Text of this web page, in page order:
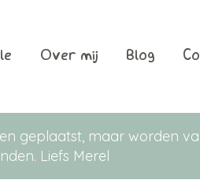
Over mij Blog
geplaatst, maar worden
Liefs Merel